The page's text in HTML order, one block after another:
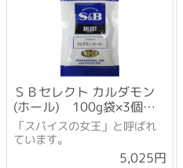
ＳＢセレクト カルダモン
(ホール) 100g袋×3個セ
ット
「スパイスの女王」と呼ばれ
ています。
5,025円